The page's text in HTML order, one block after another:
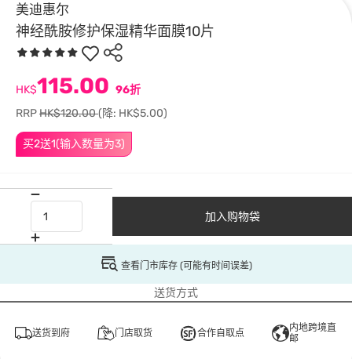
美迪惠尔
神经酰胺修护保湿精华面膜10片
买2送1(输入数量为3)
HK$115.00 96折
RRPHK$120.00(降: HK$5.00)
加入购物袋
查看门市库存 (可能有时间误差)
送货方式
送货到府 门店取货 合作自取点
内地跨境直
邮